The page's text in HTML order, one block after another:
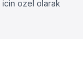
icin ozel olarak